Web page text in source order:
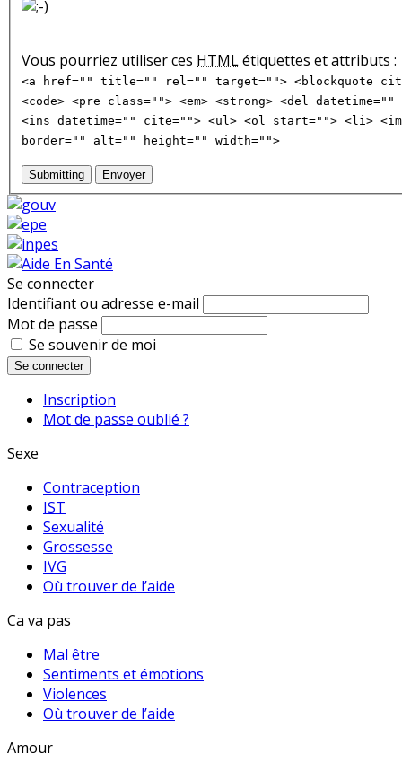
Vous pourriez utiliser ces HTMLétiquettes et attributs :
<a href="" title="" rel="" target=""> <blockquote
<code> <pre class=""> <em> <strong> <del
<ins datetime="" cite=""> <ul> <ol start=""> <li>
border="" alt="" height="" width="">
Submitting Envoyer
Se connecter
Identifiant ou adresse e-mail
Mot de passe
Se souvenir de moi
Se connecter
Inscription
Mot de passe oublié ?
Sexe
Contraception
IST
Sexualité
Grossesse
IVG
Où trouver de l’aide
Ca va pas
Mal être
Sentiments et émotions
Violences
Où trouver de l’aide
Amour